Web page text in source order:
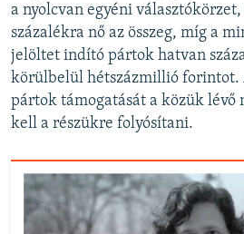
a nyolcvan egyéni
százalékra nő az összeg, míg a
jelöltet indító pártok hatvan
körülbelül hétszázmillió forintot.
pártok támogatását a közük lévő
kell a részükre folyósítani.